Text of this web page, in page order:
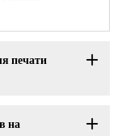
печати
на